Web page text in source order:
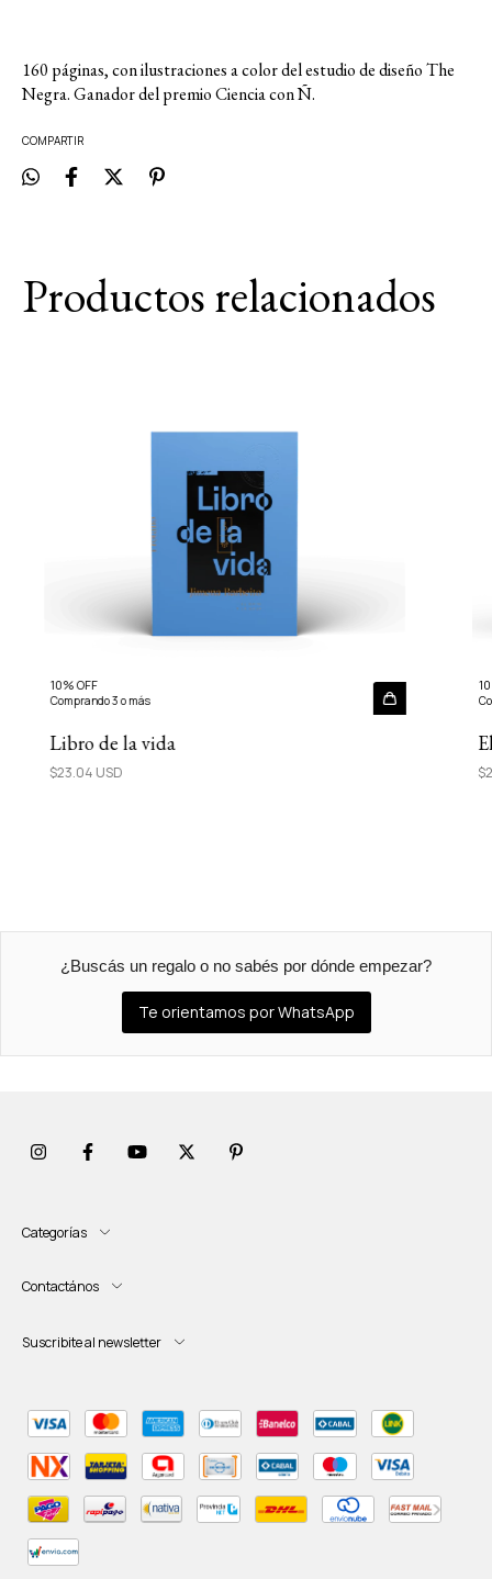
160 páginas, con ilustraciones a color del estudio de diseño The
Negra. Ganador del premio Ciencia con Ñ.
COMPARTIR
Productos relacionados
10% OFF
Comprando 3 o más
Libro de la vida
$23.04 USD
¿Buscás un regalo o no sabés por dónde empezar?
Te orientamos por WhatsApp
Categorías
Contactános
Suscribite al newsletter